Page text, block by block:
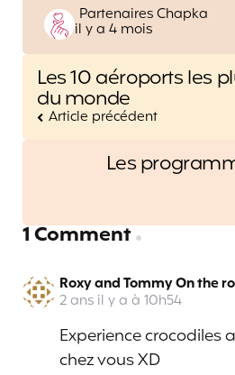
Posted
by
Partenaires Chapka
il y a 4 mois
Post
navigation
Les 10 aéroports les
du monde
Article précédent
Les
1 Comment
Roxy and Tommy On the
2 ans il y a à 10h54
Experience crocodiles
chez vous XD